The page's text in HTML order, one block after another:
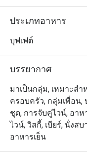
รนด์กันได้เสมอ ทางร้
ตามสมัยนิยม มีซุ้มอา
สตรีทฟู้ดที่ปรุงจากวัต
จินเจอร์ @ ฮอลิเดย์ อิ
Bangkok) ให้บริการอ
ไทย ตะวันตก เอเชีย แ
โรงแรมฮอลิเดย์ อินน์
ประเภทอาหาร
บุฟเฟต์
บรรยากาศ
มาเป็นกลุ่ม, เหมาะสำ
ครอบครัว, กลุ่มเพื่อน,
ชุด, การจับคู่ไวน์, อา
ไวน์, วิสกี้, เบียร์, นั่งส
อาหารเย็น